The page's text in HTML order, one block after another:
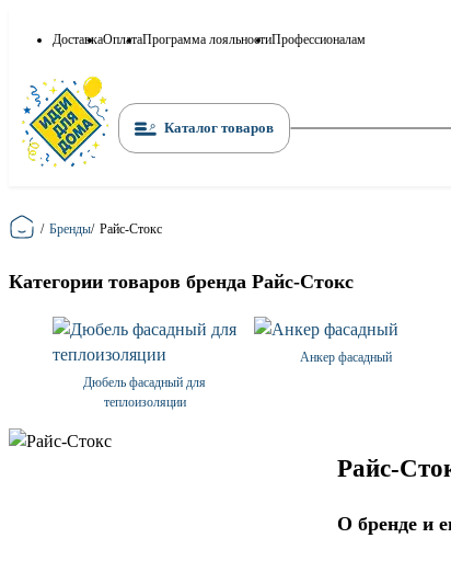
ДоставкаОплатаПрограмма лояльностиПрофессионалам
Каталог товаров
Главная
/ Бренды/ Райс-Стокс
Категории товаров бренда Райс-Стокс
Дюбель фасадный для
теплоизоляции
Анкер фасадный
Райс-
О бренде и